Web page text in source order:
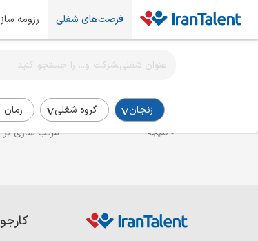
فرصت‌های شغلی رزومه ساز
زنجان گروه شغلی زمان
اطلاع‌رسانی شغلی را برای این جستجو فعال
استخدام سرپرست تیم فنی در زنجان
0 نتیجه مرتب سازی